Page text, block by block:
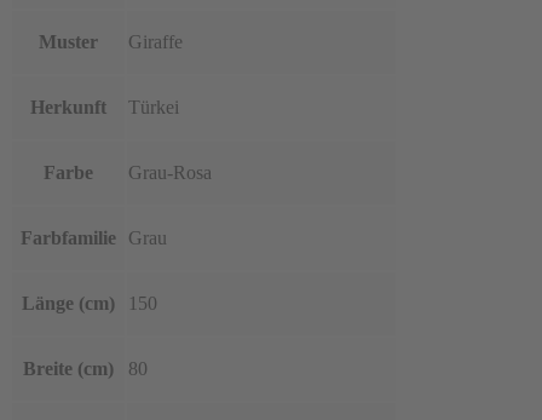
Muster Giraffe
Herkunft Türkei
Farbe Grau-Rosa
Farbfamilie Grau
Länge (cm) 150
Breite (cm) 80